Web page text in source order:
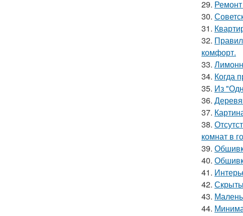
29.
30.
31.
32.
комфорт.
33.
34. Когда
35. Из
36.
37.
38.
комнат в
39.
40.
41.
42.
43.
44.